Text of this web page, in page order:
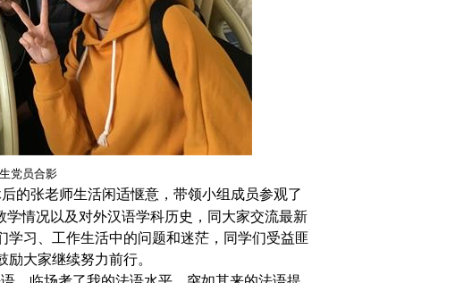
党员合影
的张老师生活闲适惬意，带领小组成员参观了
情况以及对外汉语学科历史，同大家交流最新
习、工作生活中的问题和迷茫，同学们受益匪
大家继续努力前行。